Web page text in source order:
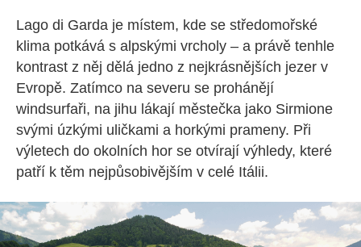
Lago di Garda je místem, kde se středomořské
klima potkává s alpskými vrcholy – a právě tenhle
kontrast z něj dělá jedno z nejkrásnějších jezer v
Evropě. Zatímco na severu se prohánějí
windsurfaři, na jihu lákají městečka jako Sirmione
svými úzkými uličkami a horkými prameny. Při
výletech do okolních hor se otvírají výhledy, které
patří k těm nejpůsobivějším v celé Itálii.